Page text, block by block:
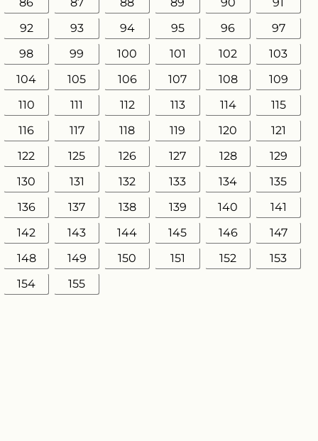
86 87 88 89 90
91
92
93 94 95 96
97
98
99 100 101 102
103
104
105 106 107 108
109
110
111 112 113 114
115
116
117 118 119 120
121
122
125 126 127 128
129
130
131 132 133 134
135
136
137 138 139 140
141
142
143 144 145 146
147
148
149 150 151 152
153
154
155